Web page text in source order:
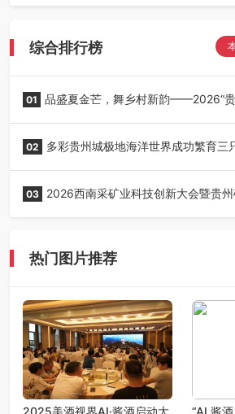
综合排行榜
01 品盛夏金芒，舞乡村新韵——2026“
02 多彩贵州城极地海洋世界成功繁育三
03 2026西南采矿业科技创新大会暨贵
热门图片推荐
2025美酒视界AI·酱酒启动大 “AI 酱